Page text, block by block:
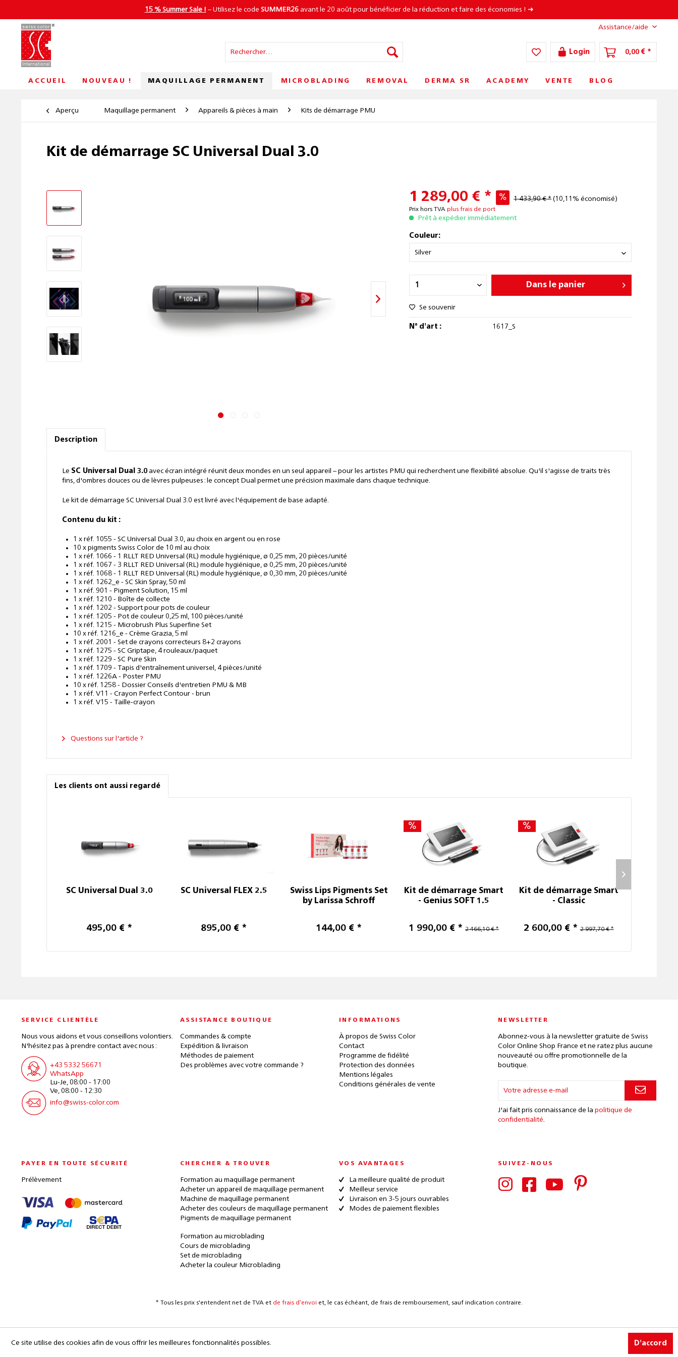
15 % Summer Sale ! – Utilisez le code SUMMER26avant le 20 août pour bénéficier de la réduction et faire des économies ! ➜
Assistance/aide
Login 0,00 € *
ACCUEIL NOUVEAU ! MAQUILLAGE PERMANENT MICROBLADING REMOVAL DERMA SR ACADEMY VENTE BLOG
Aperçu Maquillage permanent Appareils & pièces à main Kits de démarrage PMU
Kit de démarrage SC Universal Dual 3.0
1 289,00 € * 1 433,90 € * (10,11% économisé)
Prix hors TVAplus frais de port
Prêt à expédier immédiatement
Couleur:
Dans le panier
Se souvenir
N° d'art : 1617_S
Description
Le SC Universal Dual 3.0 avec écran intégré réunit deux mondes en un seul appareil – pour les artistes PMU qui recherchent une flexibilité absolue. Qu'il s'agisse de traits très
fins, d'ombres douces ou de lèvres pulpeuses : le concept Dual permet une précision maximale dans chaque technique.
Le kit de démarrage SC Universal Dual 3.0 est livré avec l'équipement de base adapté.
Contenu du kit :
1 x réf. 1055 - SC Universal Dual 3.0, au choix en argent ou en rose
10 x pigments Swiss Color de 10 ml au choix
1 x réf. 1066 - 1 RLLT RED Universal (RL) module hygiénique, ø 0,25 mm, 20 pièces/unité
1 x réf. 1067 - 3 RLLT RED Universal (RL) module hygiénique, ø 0,25 mm, 20 pièces/unité
1 x réf. 1068 - 1 RLLT RED Universal (RL) module hygiénique, ø 0,30 mm, 20 pièces/unité
1 x réf. 1262_e - SC Skin Spray, 50 ml
1 x réf. 901 - Pigment Solution, 15 ml
1 x réf. 1210 - Boîte de collecte
1 x réf. 1202 - Support pour pots de couleur
1 x réf. 1205 - Pot de couleur 0,25 ml, 100 pièces/unité
1 x réf. 1215 - Microbrush Plus Superfine Set
10 x réf. 1216_e - Crème Grazia, 5 ml
1 x réf. 2001 - Set de crayons correcteurs 8+2 crayons
1 x réf. 1275 - SC Griptape, 4 rouleaux/paquet
1 x réf. 1229 - SC Pure Skin
1 x réf. 1709 - Tapis d'entraînement universel, 4 pièces/unité
1 x réf. 1226A - Poster PMU
10 x réf. 1258 - Dossier Conseils d'entretien PMU & MB
1 x réf. V11 - Crayon Perfect Contour - brun
1 x réf. V15 - Taille-crayon
Questions sur l'article ?
Les clients ont aussi regardé
SC Universal Dual 3.0
495,00 € *
SC Universal FLEX 2.5
895,00 € *
Swiss Lips Pigments Set
by Larissa Schroff
144,00 € *
Kit de démarrage Smart
- Genius SOFT 1.5
1 990,00 € * 2 466,10 € *
Kit de démarrage Smart
- Classic
2 600,00 € * 2 997,70 € *
SERVICE CLIENTÈLE
Nous vous aidons et vous conseillons volontiers.
N'hésitez pas à prendre contact avec nous :
+43 5332 56671
WhatsApp
Lu-Je, 08:00 - 17:00
Ve, 08:00 - 12:30
info@swiss-color.com
ASSISTANCE BOUTIQUE
Commandes & compte
Expédition & livraison
Méthodes de paiement
Des problèmes avec votre commande ?
INFORMATIONS
À propos de Swiss Color
Contact
Programme de fidélité
Protection des données
Mentions légales
Conditions générales de vente
NEWSLETTER
Abonnez-vous à la newsletter gratuite de Swiss
Color Online Shop France et ne ratez plus aucune
nouveauté ou offre promotionnelle de la
boutique.
J'ai fait pris connaissance de la politique de
confidentialité.
PAYER EN TOUTE SÉCURITÉ
Prélèvement
CHERCHER & TROUVER
Formation au maquillage permanent
Acheter un appareil de maquillage permanent
Machine de maquillage permanent
Acheter des couleurs de maquillage permanent
Pigments de maquillage permanent
Formation au microblading
Cours de microblading
Set de microblading
Acheter la couleur Microblading
VOS AVANTAGES
La meilleure qualité de produit
Meilleur service
Livraison en 3-5 jours ouvrables
Modes de paiement flexibles
SUIVEZ-NOUS
* Tous les prix s'entendent net de TVA et de frais d’envoi et, le cas échéant, de frais de remboursement, sauf indication contraire.
Ce site utilise des cookies afin de vous offrir les meilleures fonctionnalités possibles. D'accord